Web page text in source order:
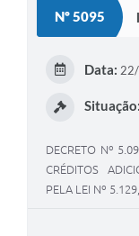
Nº 5095
Data:
Situação:
DECRETO Nº
CRÉDITOS
PELA LEI Nº